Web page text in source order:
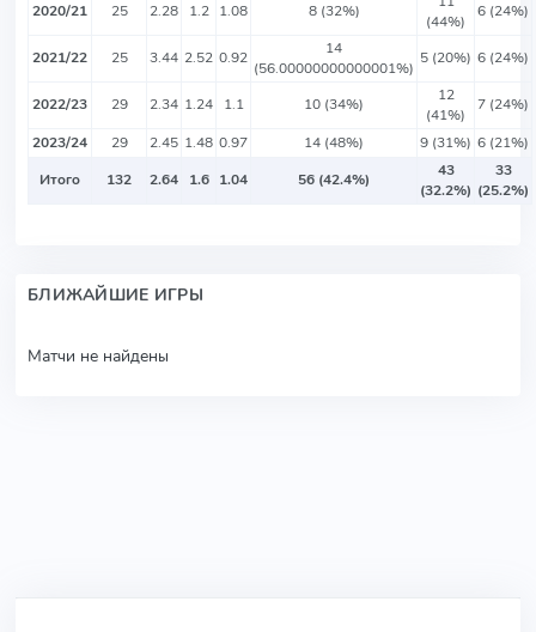
2020/21
25 2.28 1.2 1.08 8 (32%)
(44%)
6 (24%)
2021/22 25 3.44 2.52 0.92
14
(56.00000000000001%)
5 (20%) 6 (24%)
2022/23 29 2.34 1.24 1.1 10 (34%)
12
(41%)
7 (24%)
2023/24
29 2.45 1.48 0.97 14 (48%) 9 (31%) 6 (21%)
Итого
132 2.64 1.6 1.04 56 (42.4%)
43
(32.2%)
33
(25.2%)
БЛИЖАЙШИЕ ИГРЫ
Матчи не найдены